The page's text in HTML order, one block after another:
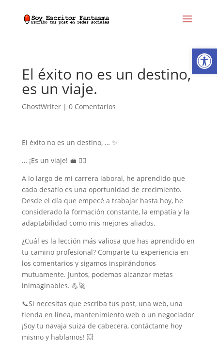
El éxito no es un destino,
es un viaje.
GhostWriter| 0 Comentarios
El éxito no es un destino, … ✨
… ¡Es un viaje! 💼 👇🏻
A lo largo de mi carrera laboral, he aprendido que
cada desafío es una oportunidad de crecimiento.
Desde el día que empecé a trabajar hasta hoy, he
considerado la formación constante, la empatía y la
adaptabilidad como mis mejores aliados.
¿Cuál es la lección más valiosa que has aprendido en
tu camino profesional? Comparte tu experiencia en
los comentarios y sigamos inspirándonos
mutuamente. Juntos, podemos alcanzar metas
inimaginables. 💪🚀
📞Si necesitas que escriba tus post, una web, una
tienda en línea, mantenimiento web o un negociador
¡Soy tu navaja suiza de cabecera, contáctame hoy
mismo y hablamos! 💥